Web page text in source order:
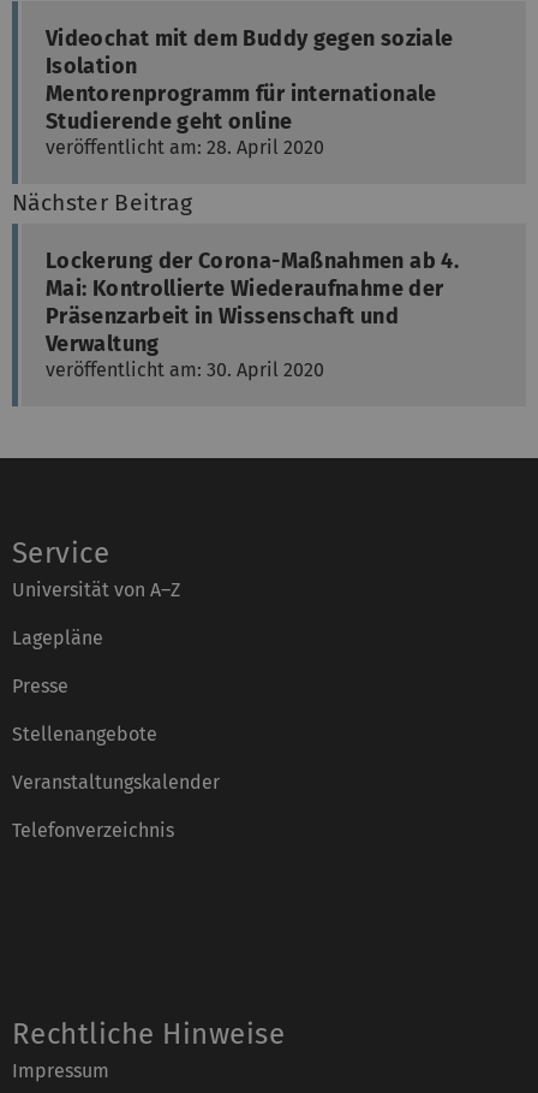
Videochat mit dem Buddy gegen soziale
Isolation
Mentorenprogramm für internationale
Studierende geht online
veröffentlicht am: 28. April 2020
Nächster Beitrag
Lockerung der Corona-Maßnahmen ab 4.
Mai: Kontrollierte Wiederaufnahme der
Präsenzarbeit in Wissenschaft und
Verwaltung
veröffentlicht am: 30. April 2020
Service
Universität von A–Z
Lagepläne
Presse
Stellenangebote
Veranstaltungskalender
Telefonverzeichnis
Rechtliche Hinweise
Impressum